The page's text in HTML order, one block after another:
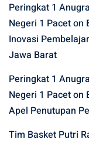
Peringkat 1
Negeri 1 Paceton
Inovasi
Jawa Barat
Peringkat 1
Negeri 1 Paceton
Apel Penutupan
Tim Basket Putri